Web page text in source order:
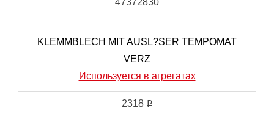
KLEMMBLECH MIT AUSL?SER TEMPOMAT
VERZ
Используется в агрегатах
2318 i